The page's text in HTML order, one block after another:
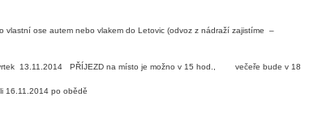
vlastní ose autem nebo vlakem do Letovic (odvoz z nádraží zajistíme
–
13.11.2014 PŘÍJEZD na místo je možno v 15 hod.,
večeře bude v 18
16.11.2014 po obědě